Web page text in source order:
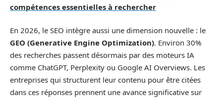
compétences essentielles à rechercher
En 2026, le SEO intègre aussi une dimension nouvelle : le
GEO (Generative Engine Optimization). Environ 30%
des recherches passent désormais par des moteurs IA
comme ChatGPT, Perplexity ou Google AI Overviews. Les
entreprises qui structurent leur contenu pour être citées
dans ces réponses prennent une avance significative sur